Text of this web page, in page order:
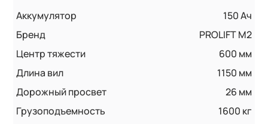
Аккумулятор
150 Ач
Бренд
PROLIFT M2
Центр тяжести
600 мм
Длина вил
1150 мм
Дорожный просвет
26 мм
Грузоподъемность
1600 кг